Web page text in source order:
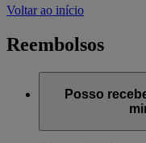
Voltar ao início
Reembolsos
Posso